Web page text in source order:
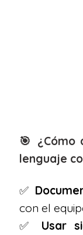
🎯 ¿Cómo
lenguaje
✅
con el
✅ Usar